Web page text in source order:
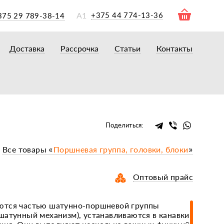
29 789-38-14 А1 +375 44 774-13-36
навесному оборудованию
сальники, ремни
Доставка Рассрочка Статьи Контакты
Поделиться:
Все товары «Поршневая группа, головки, блоки»
Оптовый прайс
частью шатунно-поршневой группы
механизм), устанавливаются в канавки